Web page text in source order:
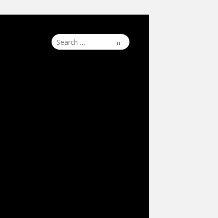
Search
for:
Search